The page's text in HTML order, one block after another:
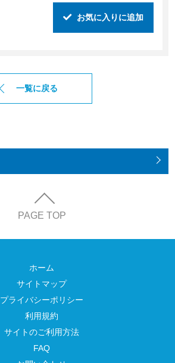
お気に入りに追加
一覧に戻る
PAGE TOP
ホーム
サイトマップ
プライバシーポリシー
利用規約
サイトのご利用方法
FAQ